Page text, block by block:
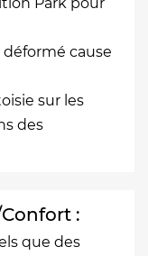
cause
sur les
des
:
que des